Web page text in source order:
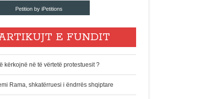
Petition by iPetitions
E FUNDIT
kërkojnë në të vërtetë protestuesit ?
Rama, shkatërruesi i ëndrrës shqiptare